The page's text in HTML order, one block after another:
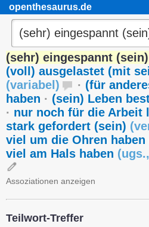
openthesaurus.de
(sehr) eingespannt (sein)
(voll) ausgelastet (mit
(variabel ) · (für
haben · (sein) Leben
· nur noch für die Arbeit
stark gefordert (sein) (
viel um die Ohren haben
viel am Hals haben (ugs.,
Assoziationen anzeigen
Teilwort-Treffer